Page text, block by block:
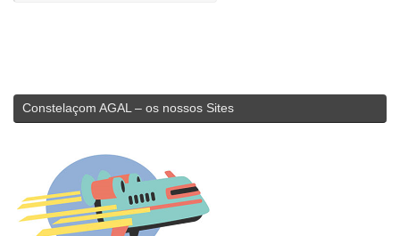
Constelaçom AGAL – os nossos Sites